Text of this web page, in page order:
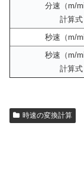
分速（m/
計算式
秒速（m/
秒速（m/
計算式
時速の変換計算